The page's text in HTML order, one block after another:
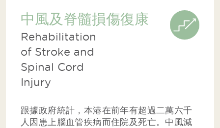
中風及脊髓損傷復康
Rehabilitation
of Stroke and
Spinal Cord
Injury
跟據政府統計，本港在前年有超過二萬六千
人因患上腦血管疾病而住院及死亡。中風減